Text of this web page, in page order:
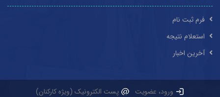
فرم ثبت نام
استعلام نتیجه
آخرین اخبار
ورود، عضویت پست الکترونیک (ویژه کارکنان)